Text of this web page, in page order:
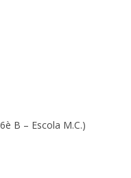
B – Escola M.C.)